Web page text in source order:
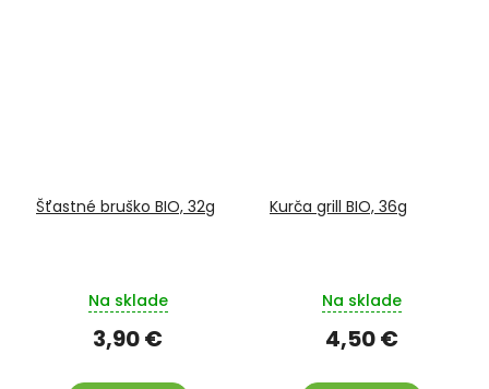
Šťastné bruško BIO, 32g
Na sklade
3,90 €
Kurča grill BIO, 36g
Na sklade
4,50 €